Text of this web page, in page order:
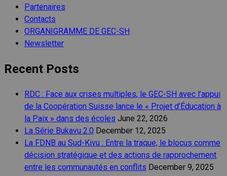
Partenaires
Contacts
ORGANIGRAMME DE GEC-SH
Newsletter
Recent Posts
RDC : Face aux crises multiples, le GEC-SH avec l’appui
de la Coopération Suisse lance le « Projet d’Éducation à
la Paix » dans des écoles June 22, 2026
La Série Bukavu 2.0 December 12, 2025
La FDNB au Sud-Kivu : Entre la traque, le blocus comme
décision stratégique et des actions de rapprochement
entre les communautés en conflits December 9, 2025